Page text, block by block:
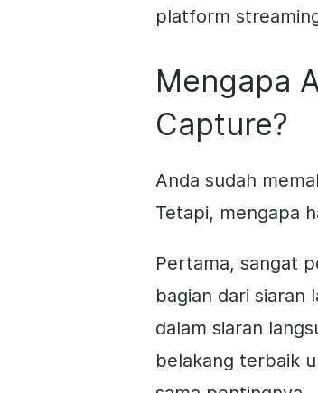
platform
Mengapa
Capture?
Anda sudah
Tetapi, mengapa
Pertama, sangat
bagian dari siaran
dalam siaran
belakang terbaik